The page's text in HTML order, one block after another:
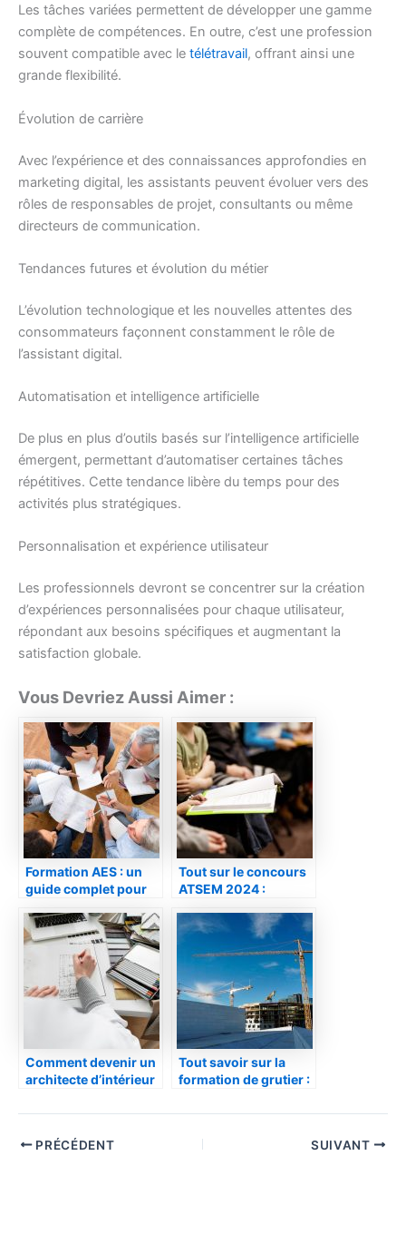
Les tâches variées permettent de développer une gamme
complète de compétences. En outre, c’est une profession
souvent compatible avec le télétravail, offrant ainsi une
grande flexibilité.
Évolution de carrière
Avec l’expérience et des connaissances approfondies en
marketing digital, les assistants peuvent évoluer vers des
rôles de responsables de projet, consultants ou même
directeurs de communication.
Tendances futures et évolution du métier
L’évolution technologique et les nouvelles attentes des
consommateurs façonnent constamment le rôle de
l’assistant digital.
Automatisation et intelligence artificielle
De plus en plus d’outils basés sur l’intelligence artificielle
émergent, permettant d’automatiser certaines tâches
répétitives. Cette tendance libère du temps pour des
activités plus stratégiques.
Personnalisation et expérience utilisateur
Les professionnels devront se concentrer sur la création
d’expériences personnalisées pour chaque utilisateur,
répondant aux besoins spécifiques et augmentant la
satisfaction globale.
Vous Devriez Aussi Aimer :
Formation AES : un
guide complet pour
Tout sur le concours
ATSEM 2024 :
préparation
Comment devenir un
architecte d’intérieur
Tout savoir sur la
formation de grutier :
de grue à tour
PRÉCÉDENT SUIVANT